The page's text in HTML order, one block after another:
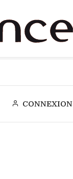
CONNEXION